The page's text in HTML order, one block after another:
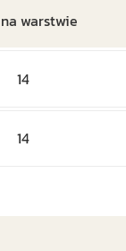
warstwie
14
14